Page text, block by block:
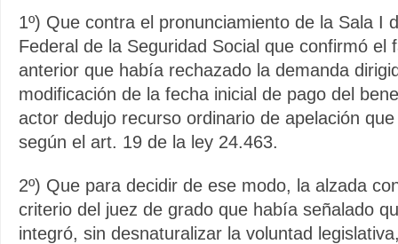
1º) Que contra el pronunciamiento de la Sala I
Federal de la Seguridad Social que confirmó el
anterior que había rechazado la demanda
modificación de la fecha inicial de pago del
actor dedujo recurso ordinario de apelación
según el art. 19 de la ley 24.463.
2º) Que para decidir de ese modo, la alzada
criterio del juez de grado que había señalado
integró, sin desnaturalizar la voluntad